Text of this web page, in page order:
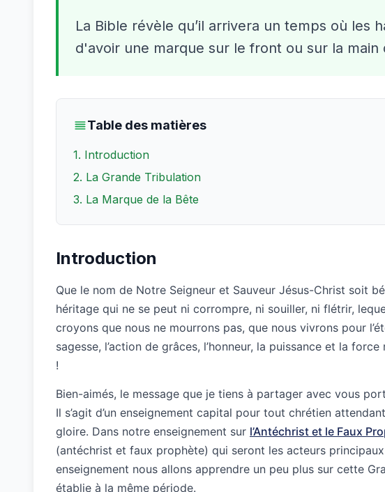
La Bible révèle qu’il arrivera un temps où les
d'avoir une marque sur le front ou sur la
Table des matières
1. Introduction
2. La Grande Tribulation
3. La Marque de la Bête
Introduction
Que le nom de Notre Seigneur et Sauveur Jésus-Christ soit
héritage qui ne se peut ni corrompre, ni souiller, ni flétrir,
croyons que nous ne mourrons pas, que nous vivrons pour
sagesse, l’action de grâces, l’honneur, la puissance et la
!
Bien-aimés, le message que je tiens à partager avec vous
Il s’agit d’un enseignement capital pour tout chrétien
gloire. Dans notre enseignement sur l’Antéchrist et le Faux
(antéchrist et faux prophète) qui seront les acteurs
enseignement nous allons apprendre un peu plus sur cette
établie à la même période.